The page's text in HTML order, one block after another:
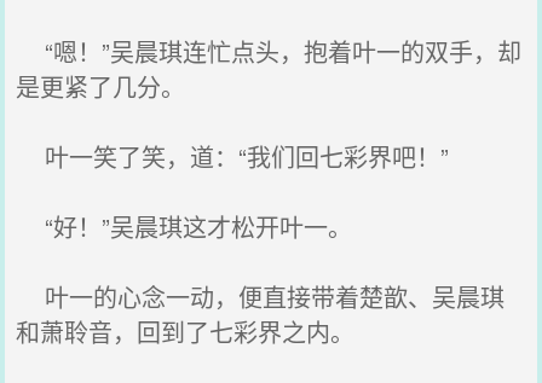
“嗯！”吴晨琪连忙点头，抱着叶一的双手，却
是更紧了几分。
叶一笑了笑，道：“我们回七彩界吧！”
“好！”吴晨琪这才松开叶一。
叶一的心念一动，便直接带着楚歆、吴晨琪
和萧聆音，回到了七彩界之内。